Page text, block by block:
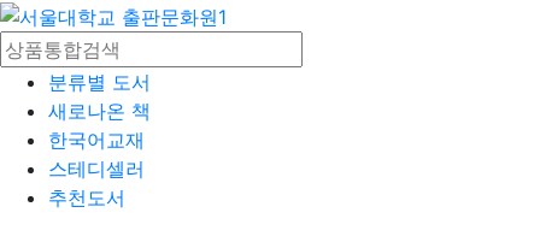
분류별 도서
새로나온 책
한국어교재
스테디셀러
추천도서